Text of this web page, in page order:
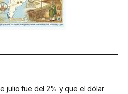
julio fue del 2% y que el dólar